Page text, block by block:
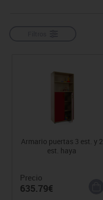
Armario puertas 3 est. y 2
est. haya
Precio
635.79€